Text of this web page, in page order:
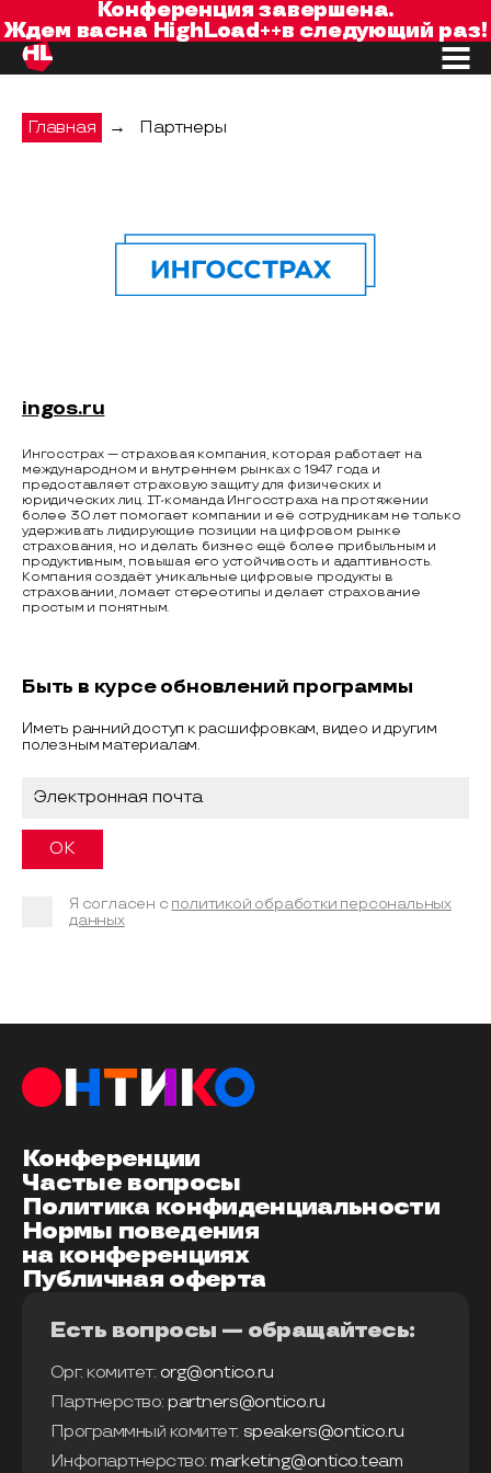
Конференция завершена.
Ждем васна HighLoad++в следующий раз!
Главная → Партнеры
ingos.ru
Ингосстрах — страховая компания, которая работает на
международном и внутреннем рынках с 1947 года и
предоставляет страховую защиту для физических и
юридических лиц. IT-команда Ингосстраха на протяжении
более 30 лет помогает компании и её сотрудникам не только
удерживать лидирующие позиции на цифровом рынке
страхования, но и делать бизнес ещё более прибыльным и
продуктивным, повышая его устойчивость и адаптивность.
Компания создаёт уникальные цифровые продукты в
страховании, ломает стереотипы и делает страхование
простым и понятным.
Быть в курсе обновлений программы
Иметь ранний доступ к расшифровкам, видео и другим
полезным материалам.
Я согласен с политикой обработки персональных
данных
Конференции
Частые вопросы
Политика конфиденциальности
Нормы поведения
на конференциях
Публичная оферта
Есть вопросы — обращайтесь:
Орг. комитет: org@ontico.ru
Партнерство: partners@ontico.ru
Программный комитет: speakers@ontico.ru
Инфопартнерство: marketing@ontico.team